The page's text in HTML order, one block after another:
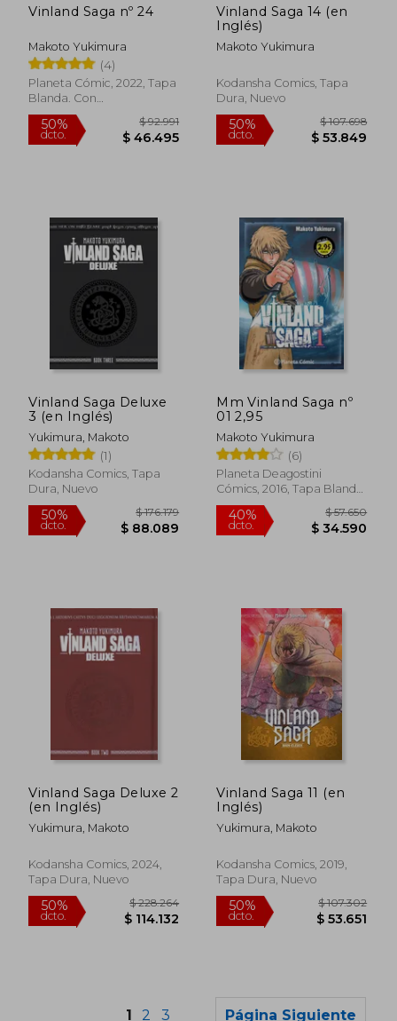
50% 50%
dcto.
50% $ 92.991 50%
Vinland Saga nº 24
Makoto Yukimura
(4)
Planeta Cómic, 2022, Tapa
Blanda. Con
Sobrecubierta, Nuevo
Vinland Saga 14 (en
Inglés)
Makoto Yukimura
Kodansha Comics, Tapa
Dura, Nuevo
Vinland Saga Deluxe
3 (en Inglés)
Yukimura, Makoto
(1)
Kodansha Comics, Tapa
Dura, Nuevo
Mm Vinland Saga nº
01 2,95
Makoto Yukimura
(6)
Planeta Deagostini
Cómics, 2016, Tapa Blanda,
Usado
Vinland Saga Deluxe 2
(en Inglés)
Yukimura, Makoto
Kodansha Comics, 2024,
Tapa Dura, Nuevo
Vinland Saga 11 (en
Inglés)
Yukimura, Makoto
Kodansha Comics, 2019,
Tapa Dura, Nuevo
1 2 3 Página Siguiente